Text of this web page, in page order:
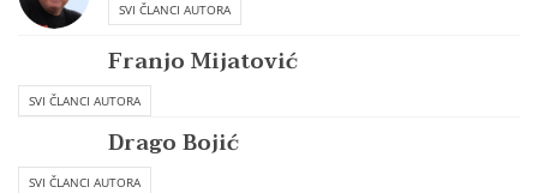
SVI ČLANCI AUTORA
Franjo Mijatović
SVI ČLANCI AUTORA
Drago Bojić
SVI ČLANCI AUTORA